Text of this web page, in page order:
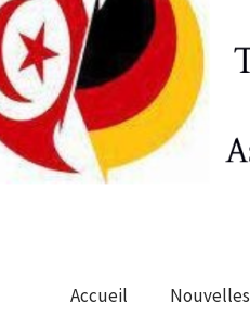
Accueil Nouvelles